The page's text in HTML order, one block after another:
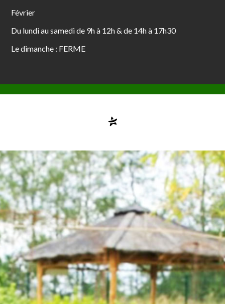
Février
Du lundi au samedi de 9h à 12h & de 14h à 17h30
Le dimanche : FERME